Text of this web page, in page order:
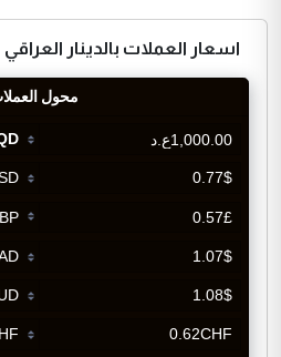
اسعار العملات بالدينار العراقي